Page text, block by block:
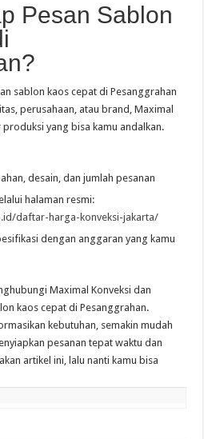
Pesan Sablon
sablon kaos cepat di Pesanggrahan
perusahaan, atau brand, Maximal
yang bisa kamu andalkan.
desain, dan jumlah pesanan
halaman resmi:
daftar-harga-konveksi-jakarta/
dengan anggaran yang kamu
Maximal Konveksi dan
kaos cepat di Pesanggrahan.
kebutuhan, semakin mudah
pesanan tepat waktu dan
artikel ini, lalu nanti kamu bisa